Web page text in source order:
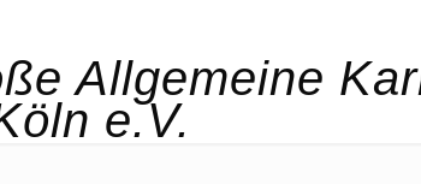
Allgemeine
e.V.